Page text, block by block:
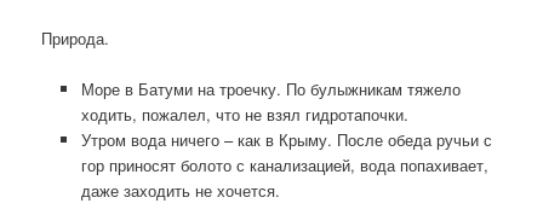
Природа.
Море в Батуми на троечку. По булыжникам тяжело
ходить, пожалел, что не взял гидротапочки.
Утром вода ничего – как в Крыму. После обеда ручьи с
гор приносят болото с канализацией, вода попахивает,
даже заходить не хочется.